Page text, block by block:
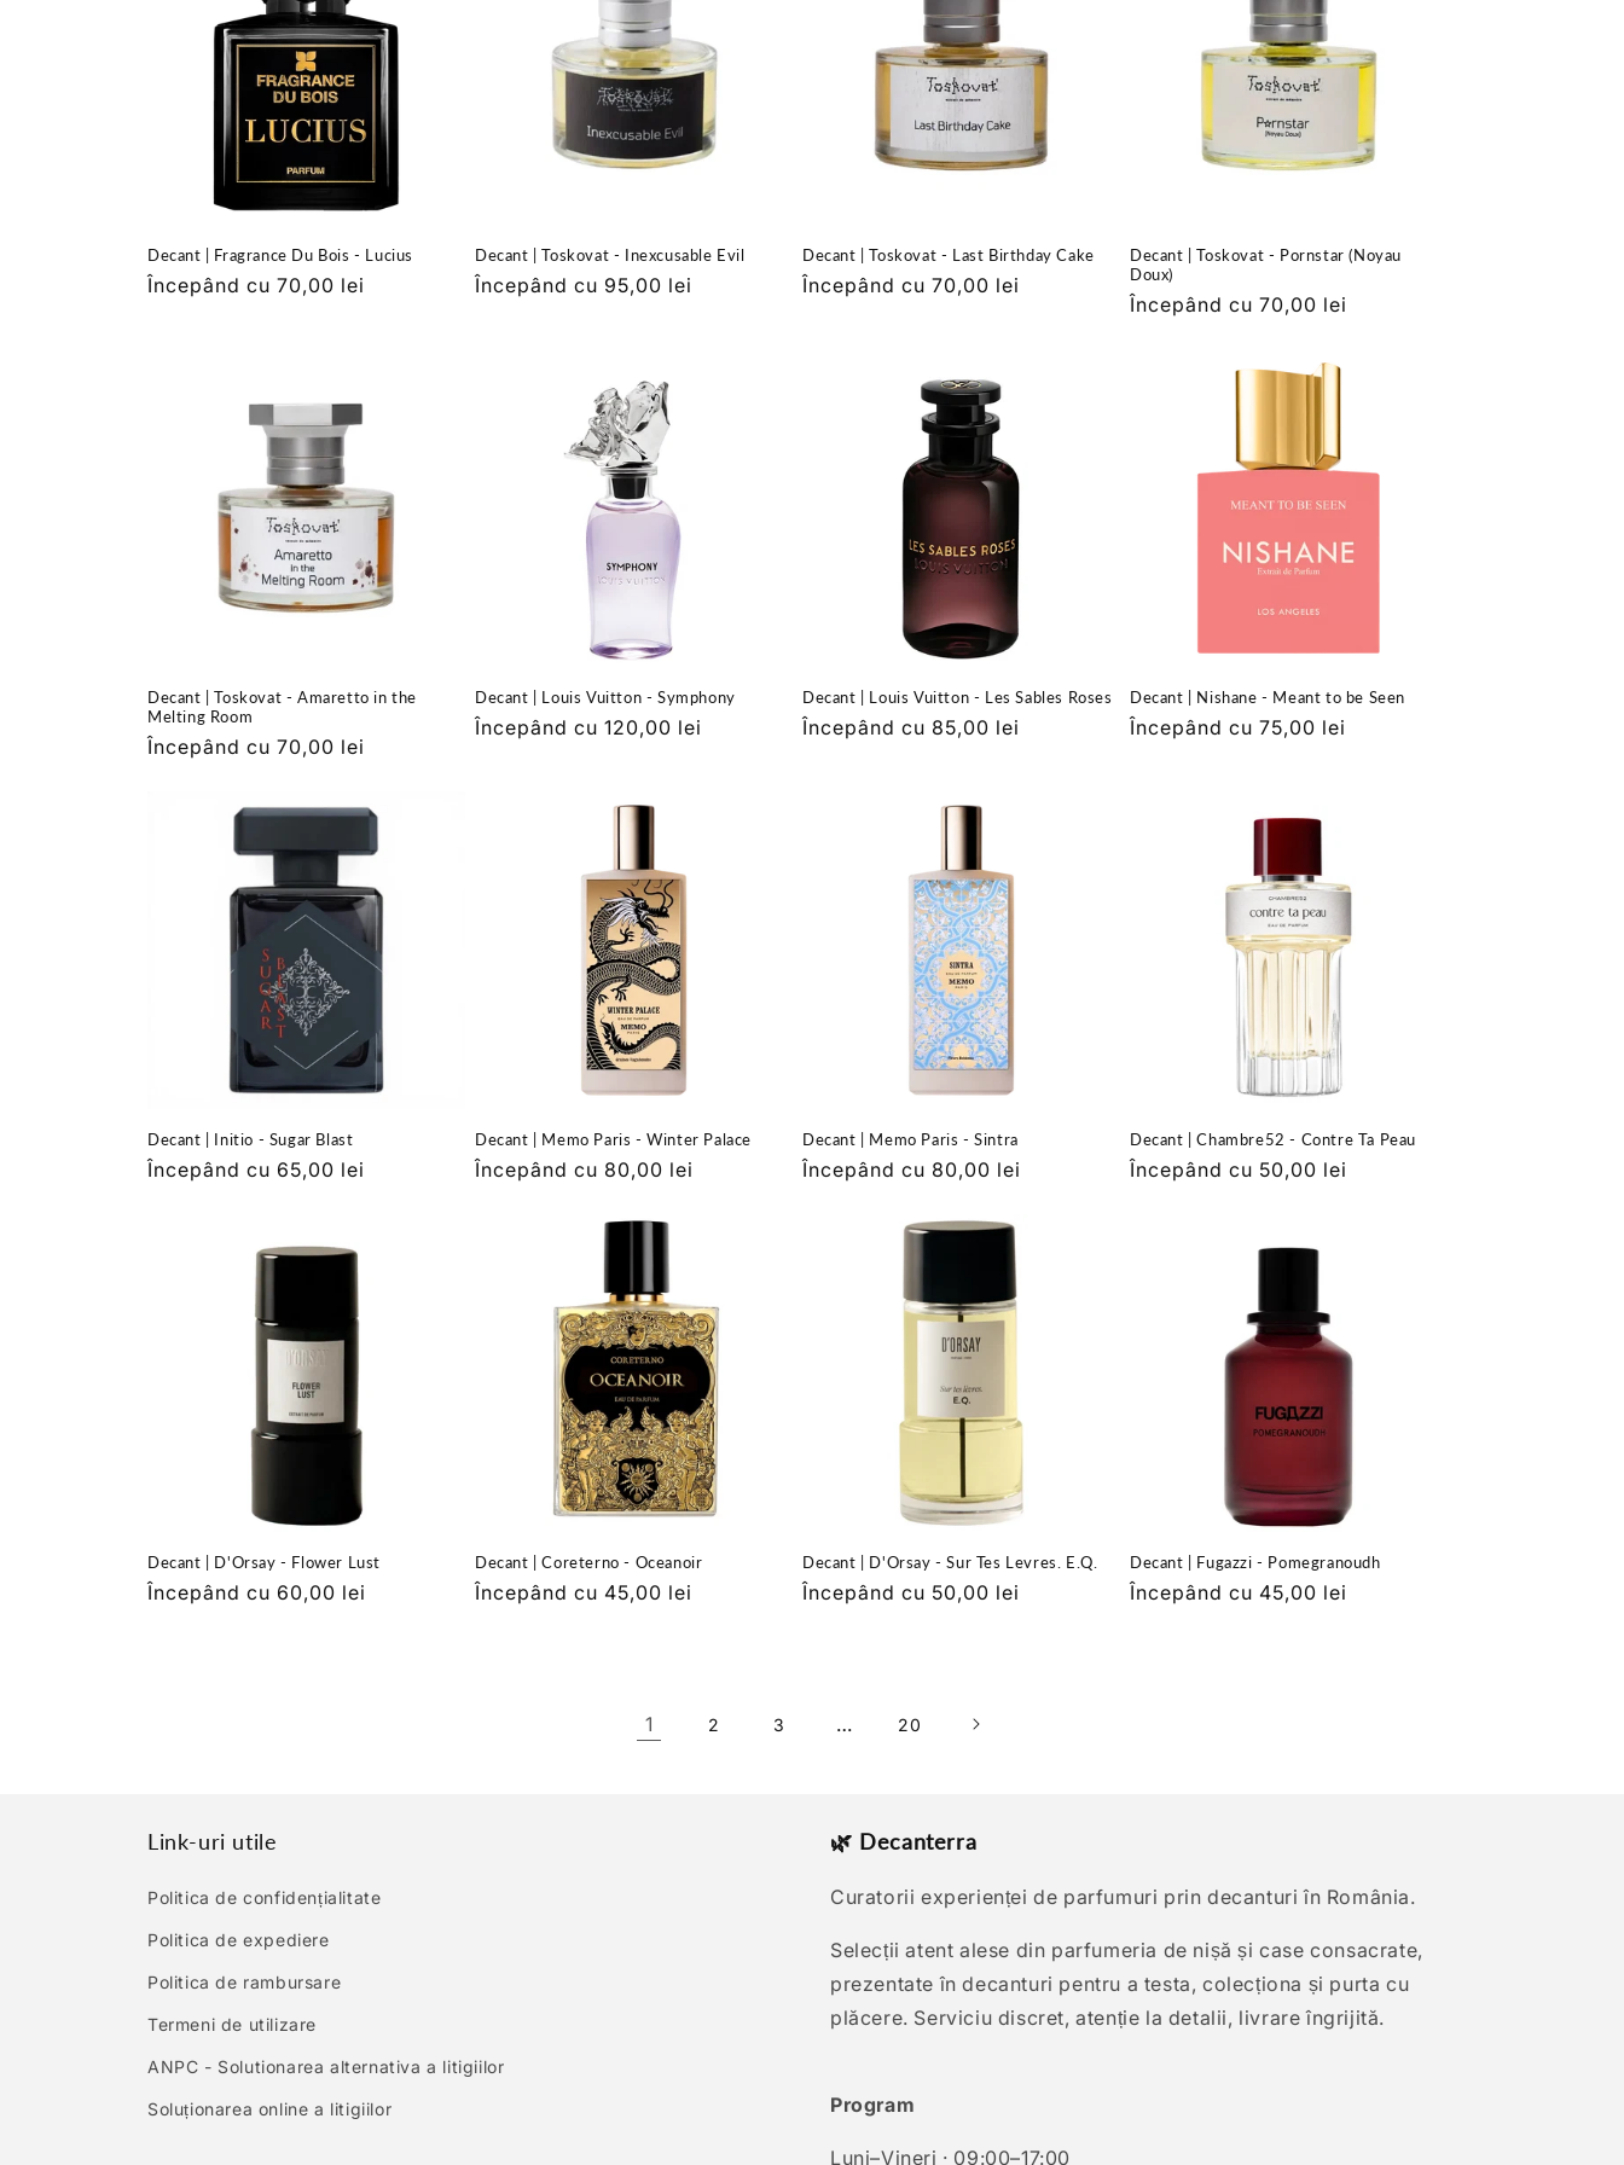
:
Decant | Fragrance Du Bois - Lucius
Preț
Începând cu 70,00 lei
Decant | Toskovat - Inexcusable Evil
Preț
Începând cu 95,00 lei
Decant | Toskovat - Last Birthday Cake
Preț
Începând cu 70,00 lei
Decant | Toskovat - Pornstar (Noyau
Doux)
Preț
Începând cu 70,00 lei
Decant | Toskovat - Amaretto in the
Melting Room
Preț
Începând cu 70,00 lei
Decant | Louis Vuitton - Symphony
Preț
Începând cu 120,00 lei
Decant | Louis Vuitton - Les Sables Roses
Preț
Începând cu 85,00 lei
Decant | Nishane - Meant to be Seen
Preț
Începând cu 75,00 lei
Decant | Initio - Sugar Blast
Preț
Începând cu 65,00 lei
Decant | Memo Paris - Winter Palace
Preț
Începând cu 80,00 lei
Decant | Memo Paris - Sintra
Preț
Începând cu 80,00 lei
Decant | Chambre52 - Contre Ta Peau
Preț
Începând cu 50,00 lei
Decant | D'Orsay - Flower Lust
Preț
Începând cu 60,00 lei
Decant | Coreterno - Oceanoir
Preț
Începând cu 45,00 lei
Decant | D'Orsay - Sur Tes Levres. E.Q.
Preț
Începând cu 50,00 lei
Decant | Fugazzi - Pomegranoudh
Preț
Începând cu 45,00 lei
1 2 3 … 20
Link-uri utile
Politica de confidențialitate
Politica de expediere
Politica de rambursare
Termeni de utilizare
ANPC - Solutionarea alternativa a litigiilor
Soluționarea online a litigiilor
🌿 Decanterra
Curatorii experienței de parfumuri prin decanturi în România.
Selecții atent alese din parfumeria de nișă și case consacrate,
prezentate în decanturi pentru a testa, colecționa și purta cu
plăcere. Serviciu discret, atenție la detalii, livrare îngrijită.
Program
Luni–Vineri · 09:00–17:00